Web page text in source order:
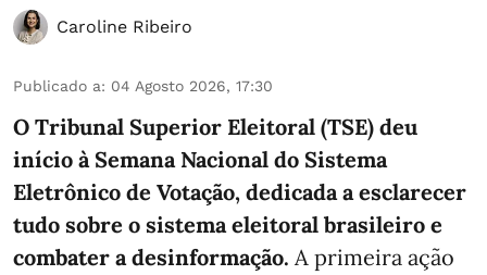
Caroline Ribeiro
Publicado a: 04 Agosto 2026, 17:30
O Tribunal Superior Eleitoral (TSE) deu
início à Semana Nacional do Sistema
Eletrônico de Votação, dedicada a esclarecer
tudo sobre o sistema eleitoral brasileiro e
combater a desinformação. A primeira ação